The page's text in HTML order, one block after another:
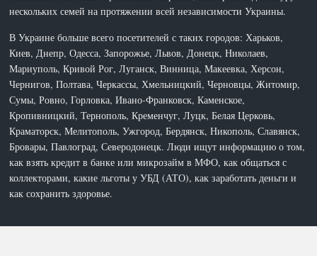
нескольких семей на протяжении всей независимости Украины.
В Украине больше всего посетителей с таких городов: Харьков,
Киев, Днепр, Одесса, Запорожье, Львов, Донецк, Николаев,
Мариуполь, Кривой Рог, Луганск, Винница, Макеевка, Херсон,
Чернигов, Полтава, Черкассы, Хмельницкий, Черновцы, Житомир,
Сумы, Ровно, Горловка, Ивано-Франковск, Каменское,
Кропивницкий, Тернополь, Кременчуг, Луцк, Белая Церковь,
Краматорск, Мелитополь, Ужгород, Бердянск, Никополь, Славянск,
Бровары, Павлоград, Северодонецк. Люди ищут информацию о том,
как взять кредит в банке или микрозайм в МФО, как общаться с
коллекторами, какие льготы у УБД (АТО), как заработать деньги и
как сохранить здоровье.